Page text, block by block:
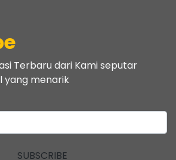
Terbaru dari Kami seputar
yang menarik
SUBSCRIBE